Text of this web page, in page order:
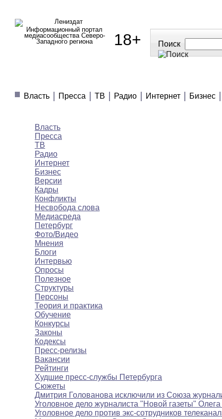
Информационный портал
медиасообщества Северо-
Западного региона
18+ Поиск
Власть
Пресса ТВ Радио Интернет Бизнес
Власть
Пресса
ТВ
Радио
Интернет
Бизнес
Версии
Кадры
Конфликты
Несвобода слова
Медиасреда
Петербург
Фото/Видео
Мнения
Блоги
Интервью
Опросы
Полезное
Структуры
Персоны
Теория и практика
Обучение
Конкурсы
Законы
Кодексы
Пресс-релизы
Вакансии
Рейтинги
Худшие пресс-службы Петербурга
Сюжеты
Дмитрия Голованова исключили из Союза
Уголовное дело журналиста "Новой газеты"
Уголовное дело против экс-сотрудников